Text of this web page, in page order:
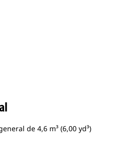
de 4,6 m³ (6,00 yd³)